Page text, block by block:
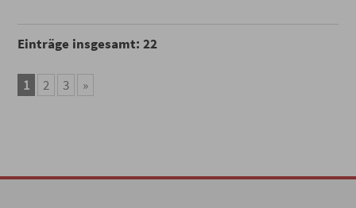
Einträge insgesamt: 22
1 2 3 »